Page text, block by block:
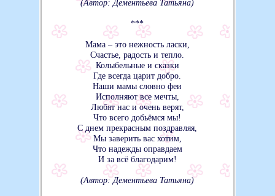
(Автор: Дементьева Татьяна)
***
Мама – это нежность ласки,
Счастье, радость и тепло.
Колыбельные и сказки
Где всегда царит добро.
Наши мамы словно феи
Исполняют все мечты,
Любят нас и очень верят,
Что всего добьёмся мы!
С днем прекрасным поздравляя,
Мы заверить вас хотим,
Что надежды оправдаем
И за всё благодарим!
(Автор: Дементьева Татьяна)